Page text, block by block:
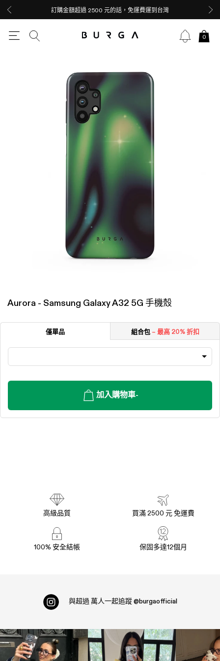
訂購金額超過 2500 元的話，免運費運到台灣
0
Aurora - Samsung Galaxy A32 5G 手機殼
僅單品 組合包 – 最高 20% 折扣
加入購物車-
高級品質 買滿 2500 元 免運費
100% 安全結帳 保固多達12個月
與超過 萬人一起追蹤 @burgaofficial